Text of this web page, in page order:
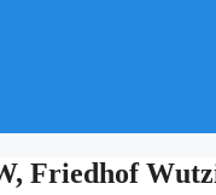
Friedhof